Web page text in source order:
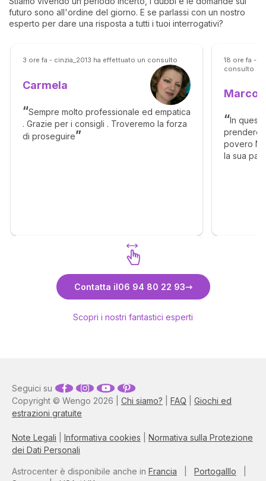
futuro sono all'ordine del giorno. E se parlassi con un nostro
esperto per dare una risposta a tutti i tuoi interrogativi?
3 ore fa - cinzia_2013 ha effettuato un consulto
Carmela
Sempre molto professionale ed empatica
. Grazie per i consigli . Troveremo la forza
di proseguire
18 ore fa -
consulto
Marco
In questi
prendere
povero
la sua
Contatta il06 94 80 22 93
Scopri i nostri fantastici esperti
Copyright © Wengo 2026 | Chi siamo? FAQ
Giochi ed
estrazioni gratuite
Note Legali Informativa cookies
Normativa sulla Protezione
dei Dati Personali
Seguici su
Astrocenter è disponibile anche in Francia Portogalllo